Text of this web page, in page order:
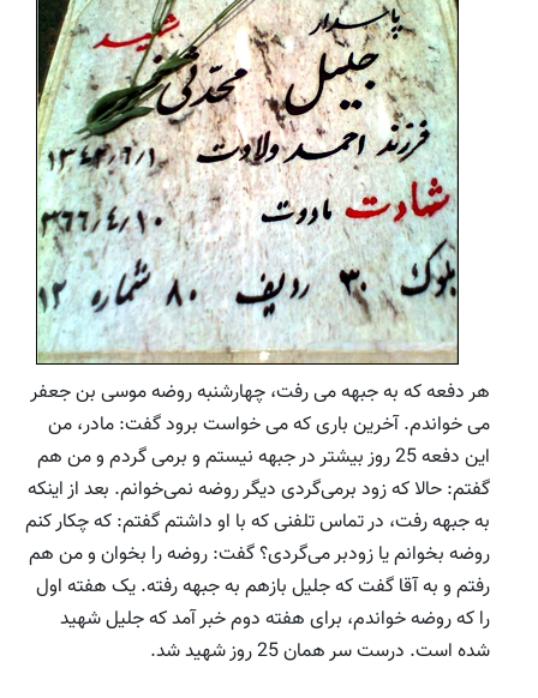
هر دفعه که به جبهه می رفت، چهارشنبه روضه موسی بن جعفر
می خواندم. آخرین باری که می خواست برود گفت: مادر، من
این دفعه 25 روز بیشتر در جبهه نیستم و برمی گردم و من هم
گفتم: حالا که زود برمی‌گردی دیگر روضه نمی‌خوانم. بعد از اینکه
به جبهه رفت، در تماس تلفنی که با او داشتم گفتم: که چکار کنم
روضه بخوانم یا زودبر می‌گردی؟ گفت: روضه را بخوان و من هم
رفتم و به آقا گفت که جلیل بازهم به جبهه رفته. یک هفته اول
را که روضه خواندم، برای هفته دوم خبر آمد که جلیل شهید
شده است. درست سر همان 25 روز شهید شد.